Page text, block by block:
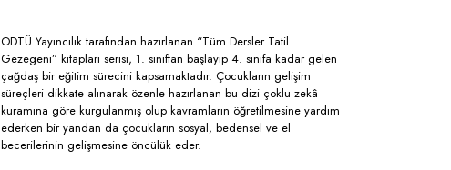
ODTÜ Yayıncılık tarafından hazırlanan “Tüm Dersler Tatil
Gezegeni” kitapları serisi, 1. sınıftan başlayıp 4. sınıfa kadar gelen
çağdaş bir eğitim sürecini kapsamaktadır. Çocukların gelişim
süreçleri dikkate alınarak özenle hazırlanan bu dizi çoklu zekâ
kuramına göre kurgulanmış olup kavramların öğretilmesine yardım
ederken bir yandan da çocukların sosyal, bedensel ve el
becerilerinin gelişmesine öncülük eder.